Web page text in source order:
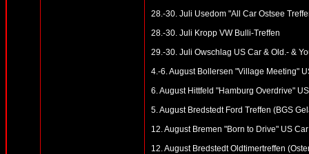
28.-30. Juli Usedom "All Car Ostsee
28.-30. Juli Kropp VW Bulli-Treffen
29.-30. Juli Owschlag US Car & Old.- &
4.-6. August Bollersen "Village Meeting"
6. August Hittfeld "Hamburg Overdrive"
5. August Bredstedt Ford Treffen (BGS
12. August Bremen "Born to Drive" US
12. August Bredstedt Oldtimertreffen